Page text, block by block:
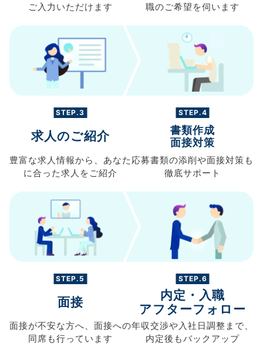
ご入力 いただけます
職のご希望を伺います
STEP.3
求人のご紹介
豊富な求人情報から、 あなた
に合った求人を ご紹介
STEP.4
書類作成
面接対策
応募書類の添削や面接対策も
徹底サポート
STEP.5
面接
面接が不安な方へ、 面接への
同席も行っています
STEP.6
内定・入職
アフターフォロー
年収交渉や入社日調整まで、
内定後もバックアップ